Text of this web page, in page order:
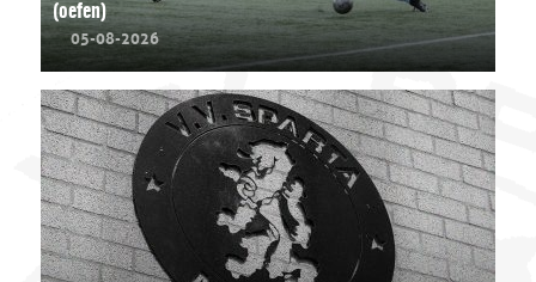
(oefen)
05-08-2026